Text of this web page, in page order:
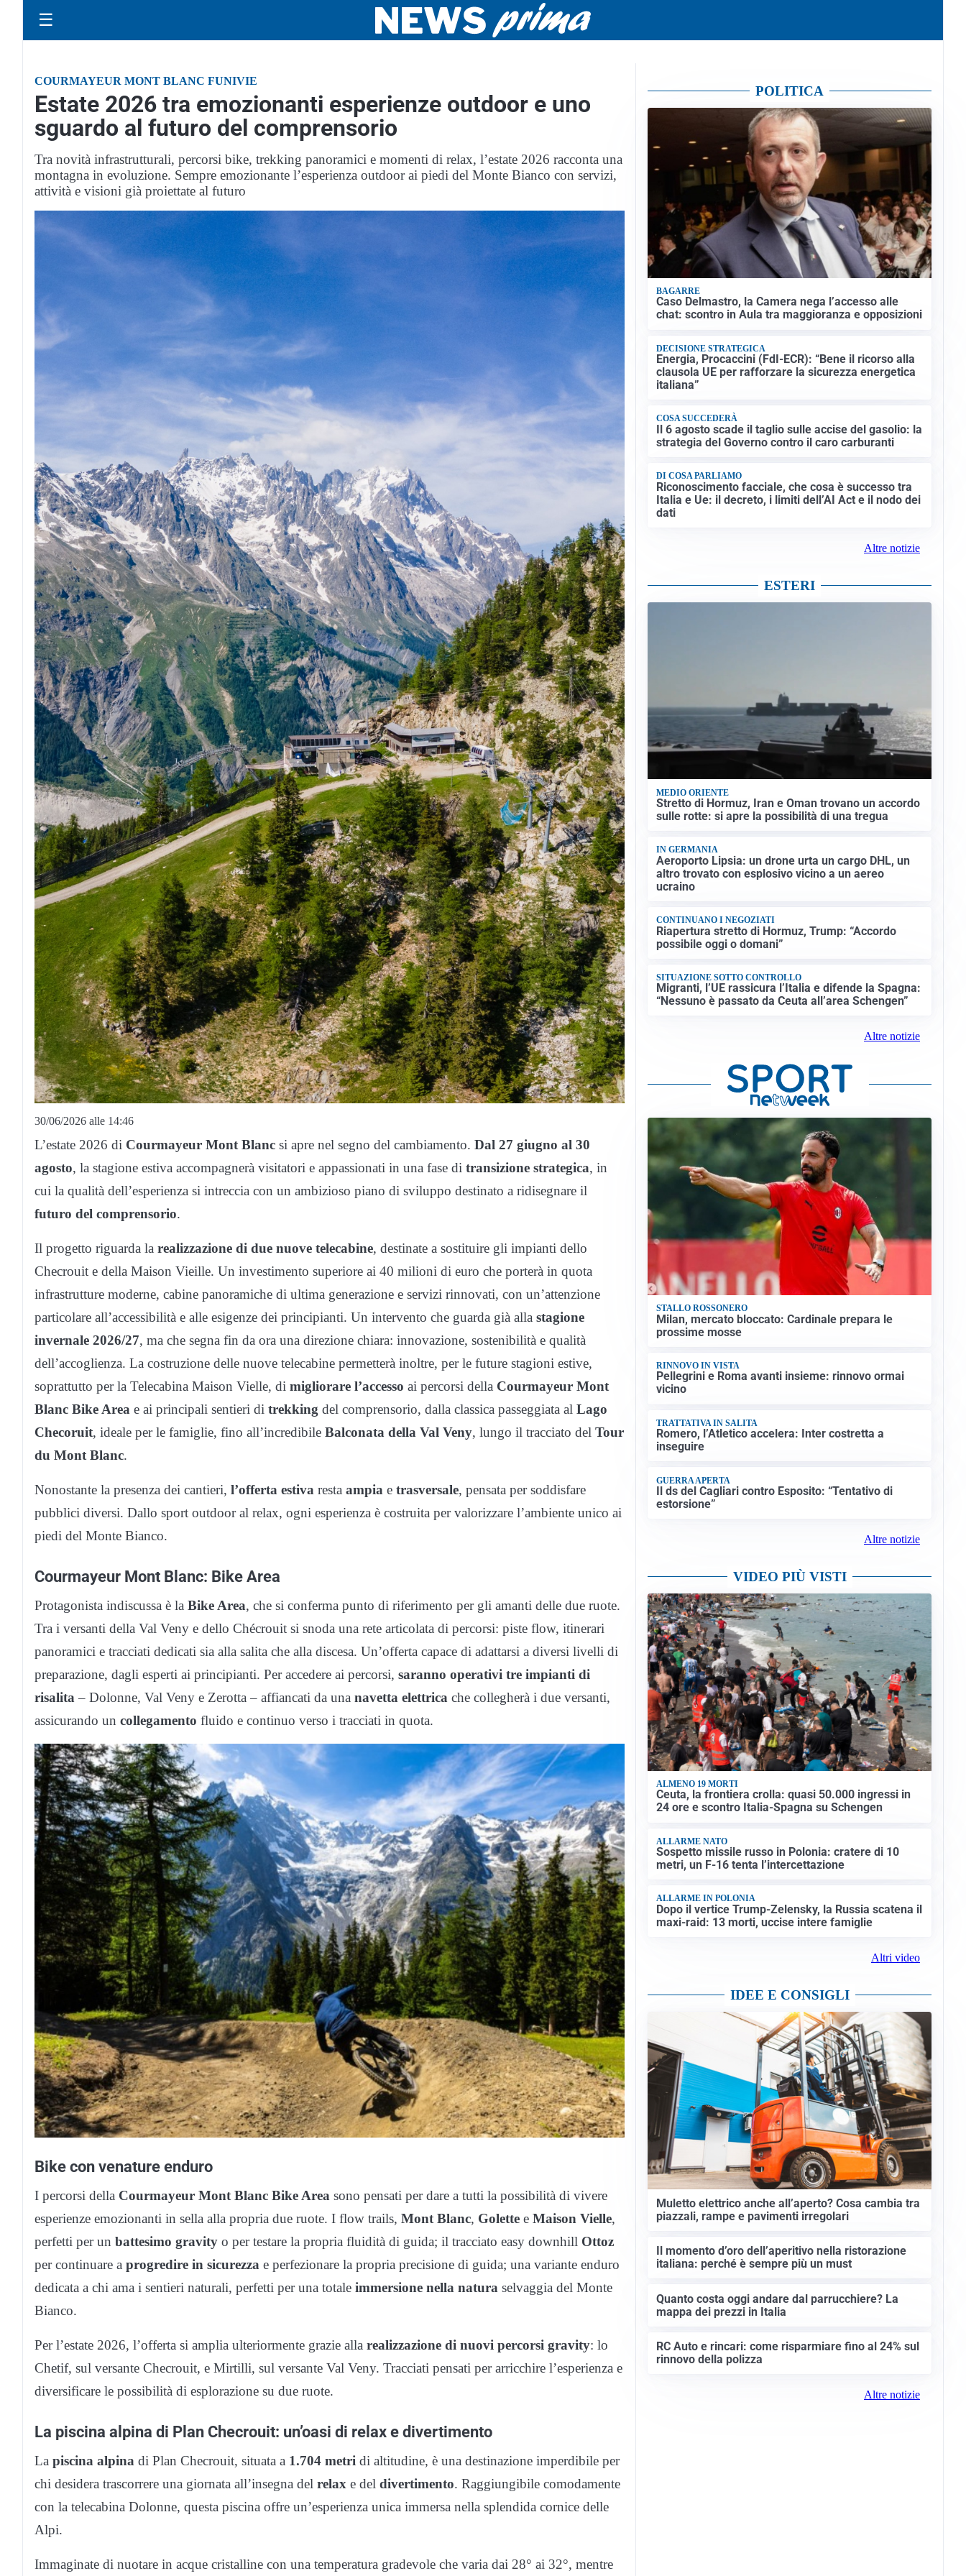
☰
COURMAYEUR MONT BLANC FUNIVIE
Estate 2026 tra emozionanti esperienze outdoor e uno
sguardo al futuro del comprensorio
Tra novità infrastrutturali, percorsi bike, trekking panoramici e momenti di relax, l’estate 2026 racconta una
montagna in evoluzione. Sempre emozionante l’esperienza outdoor ai piedi del Monte Bianco con servizi,
attività e visioni già proiettate al futuro
30/06/2026 alle 14:46
L’estate 2026 di Courmayeur Mont Blanc si apre nel segno del cambiamento. Dal 27 giugno al 30
agosto, la stagione estiva accompagnerà visitatori e appassionati in una fase di transizione strategica, in
cui la qualità dell’esperienza si intreccia con un ambizioso piano di sviluppo destinato a ridisegnare il
futuro del comprensorio.
Il progetto riguarda la realizzazione di due nuove telecabine, destinate a sostituire gli impianti dello
Checrouit e della Maison Vieille. Un investimento superiore ai 40 milioni di euro che porterà in quota
infrastrutture moderne, cabine panoramiche di ultima generazione e servizi rinnovati, con un’attenzione
particolare all’accessibilità e alle esigenze dei principianti. Un intervento che guarda già alla stagione
invernale 2026/27, ma che segna fin da ora una direzione chiara: innovazione, sostenibilità e qualità
dell’accoglienza. La costruzione delle nuove telecabine permetterà inoltre, per le future stagioni estive,
soprattutto per la Telecabina Maison Vielle, di migliorare l’accesso ai percorsi della Courmayeur Mont
Blanc Bike Area e ai principali sentieri di trekking del comprensorio, dalla classica passeggiata al Lago
Checoruit, ideale per le famiglie, fino all’incredibile Balconata della Val Veny, lungo il tracciato del Tour
du Mont Blanc.
Nonostante la presenza dei cantieri, l’offerta estiva resta ampia e trasversale, pensata per soddisfare
pubblici diversi. Dallo sport outdoor al relax, ogni esperienza è costruita per valorizzare l’ambiente unico ai
piedi del Monte Bianco.
Courmayeur Mont Blanc: Bike Area
Protagonista indiscussa è la Bike Area, che si conferma punto di riferimento per gli amanti delle due ruote.
Tra i versanti della Val Veny e dello Chécrouit si snoda una rete articolata di percorsi: piste flow, itinerari
panoramici e tracciati dedicati sia alla salita che alla discesa. Un’offerta capace di adattarsi a diversi livelli di
preparazione, dagli esperti ai principianti. Per accedere ai percorsi, saranno operativi tre impianti di
risalita – Dolonne, Val Veny e Zerotta – affiancati da una navetta elettrica che collegherà i due versanti,
assicurando un collegamento fluido e continuo verso i tracciati in quota.
Bike con venature enduro
I percorsi della Courmayeur Mont Blanc Bike Area sono pensati per dare a tutti la possibilità di vivere
esperienze emozionanti in sella alla propria due ruote. I flow trails, Mont Blanc, Golette e Maison Vielle,
perfetti per un battesimo gravity o per testare la propria fluidità di guida; il tracciato easy downhill Ottoz
per continuare a progredire in sicurezza e perfezionare la propria precisione di guida; una variante enduro
dedicata a chi ama i sentieri naturali, perfetti per una totale immersione nella natura selvaggia del Monte
Bianco.
Per l’estate 2026, l’offerta si amplia ulteriormente grazie alla realizzazione di nuovi percorsi gravity: lo
Chetif, sul versante Checrouit, e Mirtilli, sul versante Val Veny. Tracciati pensati per arricchire l’esperienza e
diversificare le possibilità di esplorazione su due ruote.
La piscina alpina di Plan Checrouit: un’oasi di relax e divertimento
La piscina alpina di Plan Checrouit, situata a 1.704 metri di altitudine, è una destinazione imperdibile per
chi desidera trascorrere una giornata all’insegna del relax e del divertimento. Raggiungibile comodamente
con la telecabina Dolonne, questa piscina offre un’esperienza unica immersa nella splendida cornice delle
Alpi.
Immaginate di nuotare in acque cristalline con una temperatura gradevole che varia dai 28° ai 32°, mentre
POLITICA
BAGARRE
Caso Delmastro, la Camera nega l’accesso alle
chat: scontro in Aula tra maggioranza e opposizioni
DECISIONE STRATEGICA
Energia, Procaccini (FdI-ECR): “Bene il ricorso alla
clausola UE per rafforzare la sicurezza energetica
italiana”
COSA SUCCEDERÀ
Il 6 agosto scade il taglio sulle accise del gasolio: la
strategia del Governo contro il caro carburanti
DI COSA PARLIAMO
Riconoscimento facciale, che cosa è successo tra
Italia e Ue: il decreto, i limiti dell’AI Act e il nodo dei
dati
Altre notizie
ESTERI
MEDIO ORIENTE
Stretto di Hormuz, Iran e Oman trovano un accordo
sulle rotte: si apre la possibilità di una tregua
IN GERMANIA
Aeroporto Lipsia: un drone urta un cargo DHL, un
altro trovato con esplosivo vicino a un aereo
ucraino
CONTINUANO I NEGOZIATI
Riapertura stretto di Hormuz, Trump: “Accordo
possibile oggi o domani”
SITUAZIONE SOTTO CONTROLLO
Migranti, l’UE rassicura l’Italia e difende la Spagna:
“Nessuno è passato da Ceuta all’area Schengen”
Altre notizie
STALLO ROSSONERO
Milan, mercato bloccato: Cardinale prepara le
prossime mosse
RINNOVO IN VISTA
Pellegrini e Roma avanti insieme: rinnovo ormai
vicino
TRATTATIVA IN SALITA
Romero, l’Atletico accelera: Inter costretta a
inseguire
GUERRA APERTA
Il ds del Cagliari contro Esposito: “Tentativo di
estorsione”
Altre notizie
VIDEO PIÙ VISTI
ALMENO 19 MORTI
Ceuta, la frontiera crolla: quasi 50.000 ingressi in
24 ore e scontro Italia-Spagna su Schengen
ALLARME NATO
Sospetto missile russo in Polonia: cratere di 10
metri, un F-16 tenta l’intercettazione
ALLARME IN POLONIA
Dopo il vertice Trump-Zelensky, la Russia scatena il
maxi-raid: 13 morti, uccise intere famiglie
Altri video
IDEE E CONSIGLI
Muletto elettrico anche all’aperto? Cosa cambia tra
piazzali, rampe e pavimenti irregolari
Il momento d’oro dell’aperitivo nella ristorazione
italiana: perché è sempre più un must
Quanto costa oggi andare dal parrucchiere? La
mappa dei prezzi in Italia
RC Auto e rincari: come risparmiare fino al 24% sul
rinnovo della polizza
Altre notizie